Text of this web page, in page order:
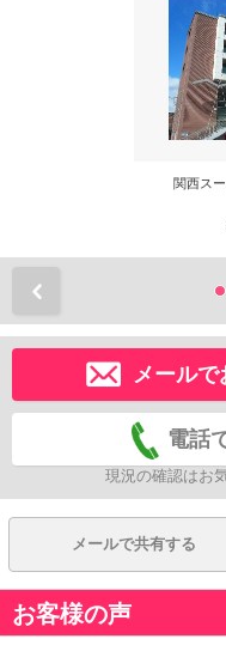
関西ス
メールで
電話
現況の確認はお
メールで共有する
お客様の声